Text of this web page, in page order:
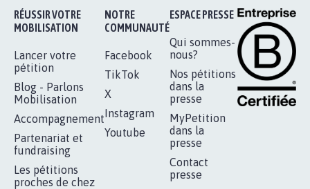
RÉUSSIR VOTRE
MOBILISATION
Lancer votre
pétition
Blog - Parlons
Mobilisation
Accompagnement
Partenariat et
fundraising
Les pétitions
proches de chez
NOTRE
COMMUNAUTÉ
Facebook
TikTok
X
Instagram
Youtube
ESPACE PRESSE
Qui sommes-
nous?
Nos pétitions
dans la
presse
MyPetition
dans la
presse
Contact
presse